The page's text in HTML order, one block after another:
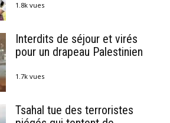
1.8k vues
Interdits de séjour et virés
pour un drapeau Palestinien
1.7k vues
Tsahal tue des terroristes